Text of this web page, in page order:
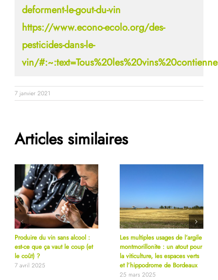
deforment-le-gout-du-vin
https://www.econo-ecolo.org/des-
pesticides-dans-le-
vin/
7 janvier 2021
Articles similaires
Produire du vin sans alcool :
est-ce que ça vaut le coup (et
le coût) ?
7 avril 2025
Les multiples usages de l’argile
montmorillonite : un atout pour
la viticulture, les espaces verts
et l’hippodrome de Bordeaux
25 mars 2025